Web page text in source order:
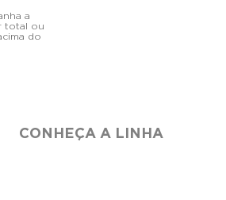
a
total ou
do
CONHEÇA A LINHA